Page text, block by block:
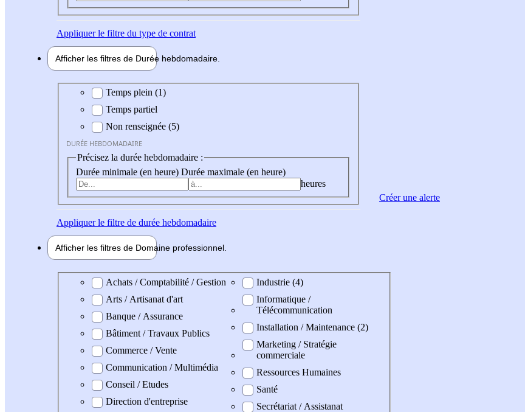
Appliquerle filtre du type de contrat
Afficher les filtres de Durée hebdomadaire
Durée hebdomadaire
Temps plein (1)
Temps partiel
Non renseignée (5)
DURÉE HEBDOMADAIRE
Précisez la durée hebdomadaire :
Durée minimale (en heure) Durée maximale (en heure)
heures
Appliquerle filtre de durée hebdomadaire
Afficher les filtres de Domaine professionnel
Domaine professionel
Achats / Comptabilité / Gestion
Arts / Artisanat d'art
Banque / Assurance
Bâtiment / Travaux Publics
Commerce / Vente
Communication / Multimédia
Conseil / Etudes
Direction d'entreprise
Industrie (4)
Informatique /
Télécommunication
Installation / Maintenance (2)
Marketing / Stratégie
commerciale
Ressources Humaines
Santé
Secrétariat / Assistanat
Créer une alerte